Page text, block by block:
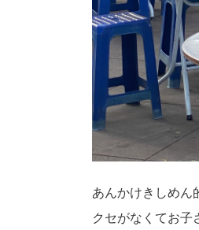
あんかけきしめん
クセがなくてお子